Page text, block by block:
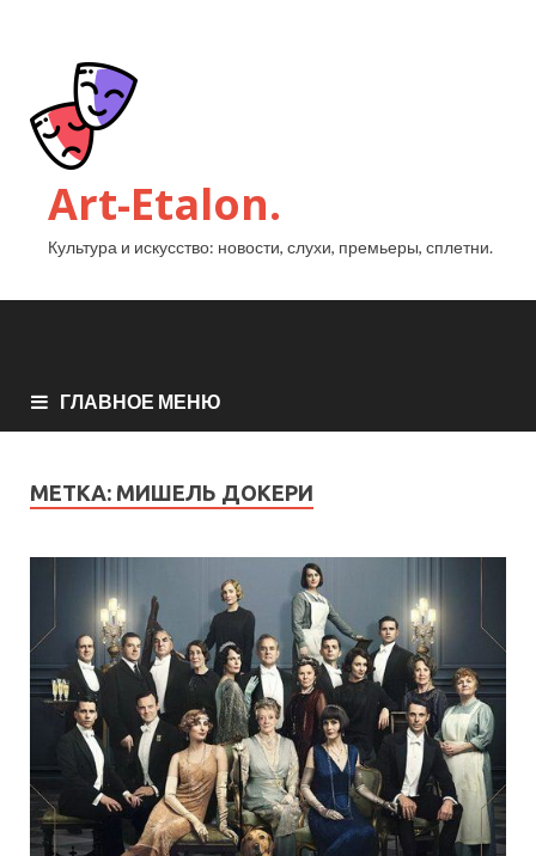
Art-Etalon.
Культура и искусство: новости, слухи, премьеры, сплетни.
ГЛАВНОЕ МЕНЮ
МЕТКА: МИШЕЛЬ ДОКЕРИ